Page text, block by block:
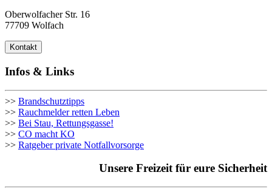
Oberwolfacher Str. 16
77709 Wolfach
Kontakt
Infos & Links
>> Brandschutztipps
>> Rauchmelder retten Leben
>> Bei Stau, Rettungsgasse!
>> CO macht KO
>> Ratgeber private Notfallvorsorge
Unsere Freizeit für eure Sicherheit